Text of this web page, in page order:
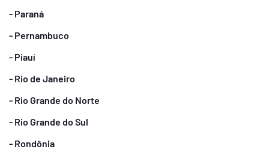
- Paraná
- Pernambuco
- Piauí
- Rio de Janeiro
- Rio Grande do Norte
- Rio Grande do Sul
- Rondônia